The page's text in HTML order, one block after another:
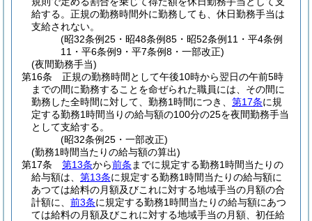
給する。 正規の勤務時間外に勤務しても、休日勤務手当は
支給されない。
(昭32条例25・昭48条例85・昭52条例11・平4条例
11・平6条例9・平7条例8・一部改正)
(夜間勤務手当)
第16条
正規の勤務時間として午後10時から翌日の午前5時
までの間に勤務することを命ぜられた職員には、その間に
勤務した全時間に対して、勤務1時間につき、 第17条に規
定する勤務1時間当りの給与額の100分の25を夜間勤務手当
として支給する。
(昭32条例25・一部改正)
(勤務1時間当たりの給与額の算出)
第17条
第13条から前条 までに規定する勤務1時間当たりの
給与額は、 第13条に規定する勤務1時間当たりの給与額に
あつては給料の月額及びこれに対する地域手当の月額の合
計額に、 前3条に規定する勤務1時間当たりの給与額にあつ
ては給料の月額及びこれに対する地域手当の月額、初任給